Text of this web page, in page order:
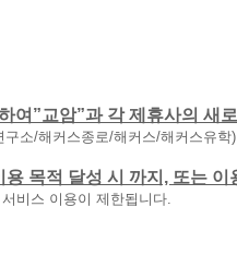
여”교암”과 각 제휴사의
소/해커스종로/해커스/해커스유학)
목적 달성 시 까지, 또는
비스 이용이 제한됩니다.